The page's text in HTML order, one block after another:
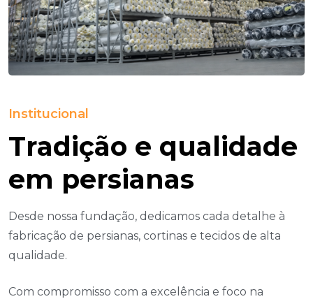
Institucional
TRADIÇÃO E QUALIDADE
EM PERSIANAS
Desde nossa fundação, dedicamos cada detalhe à
fabricação de persianas, cortinas e tecidos de alta
qualidade.
Com compromisso com a excelência e foco na